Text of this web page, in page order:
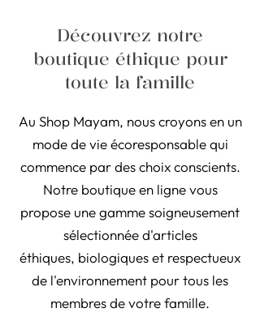
Découvrez notre
boutique éthique pour
toute la famille
Au Shop Mayam, nous croyons en un
mode de vie écoresponsable qui
commence par des choix conscients.
Notre boutique en ligne vous
propose une gamme soigneusement
sélectionnée d'articles
éthiques, biologiques et respectueux
de l'environnement pour tous les
membres de votre famille.